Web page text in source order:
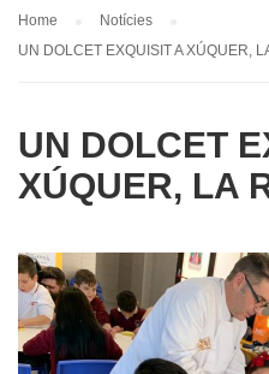
Home
Notícies
UN DOLCET EXQUISIT A XÚQUER,
UN DOLCET
XÚQUER, LA